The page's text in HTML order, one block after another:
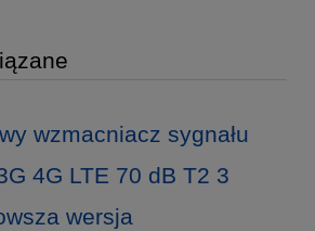
wzmacniacz sygnału
4G LTE 70 dB T2 3
wersja